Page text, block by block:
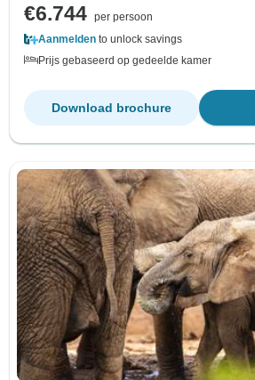
€6.744 per persoon
Aanmelden to unlock savings
Prijs gebaseerd op gedeelde kamer
Download brochure